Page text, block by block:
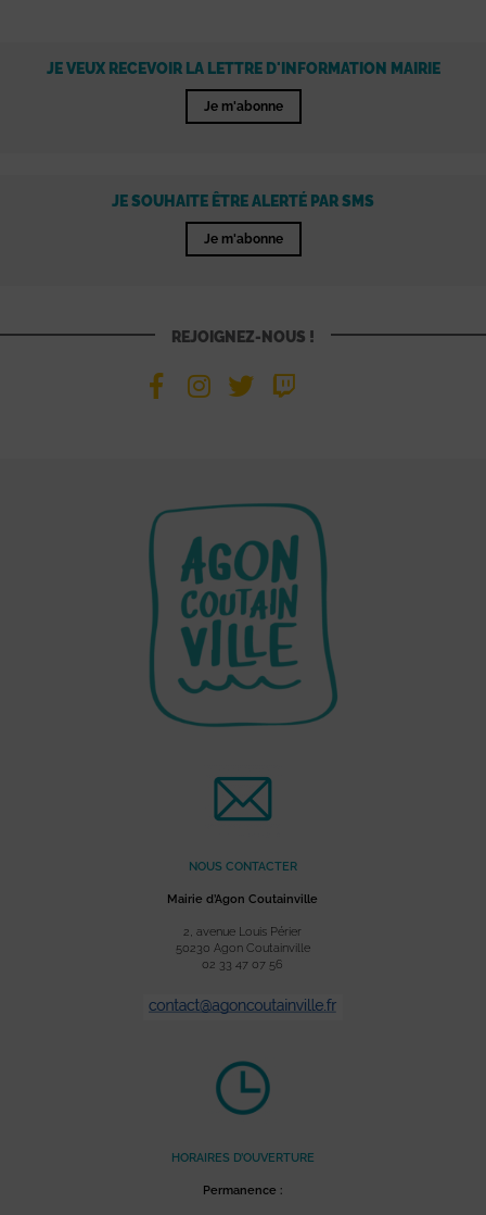
JE VEUX RECEVOIR LA LETTRE D'INFORMATION MAIRIE
Je m'abonne
JE SOUHAITE ÊTRE ALERTÉ PAR SMS
Je m'abonne
REJOIGNEZ-NOUS !
NOUS CONTACTER
Mairie d’Agon Coutainville
2, avenue Louis Périer
50230 Agon Coutainville
02 33 47 07 56
HORAIRES D’OUVERTURE
Permanence :